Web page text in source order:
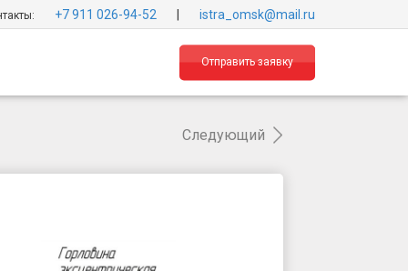
+7 911 026-94-52 | istra_omsk@mail.ru
Отправить заявку
Следующий